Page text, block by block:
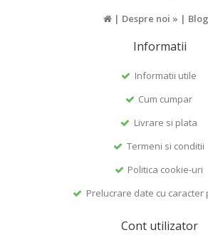
| Despre noi » |
Informatii
Informatii utile
Cum cumpar
Livrare si plata
Termeni si conditii
Politica cookie-uri
Prelucrare date cu caracter
Cont utilizator